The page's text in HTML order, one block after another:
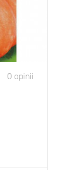
0 opinii